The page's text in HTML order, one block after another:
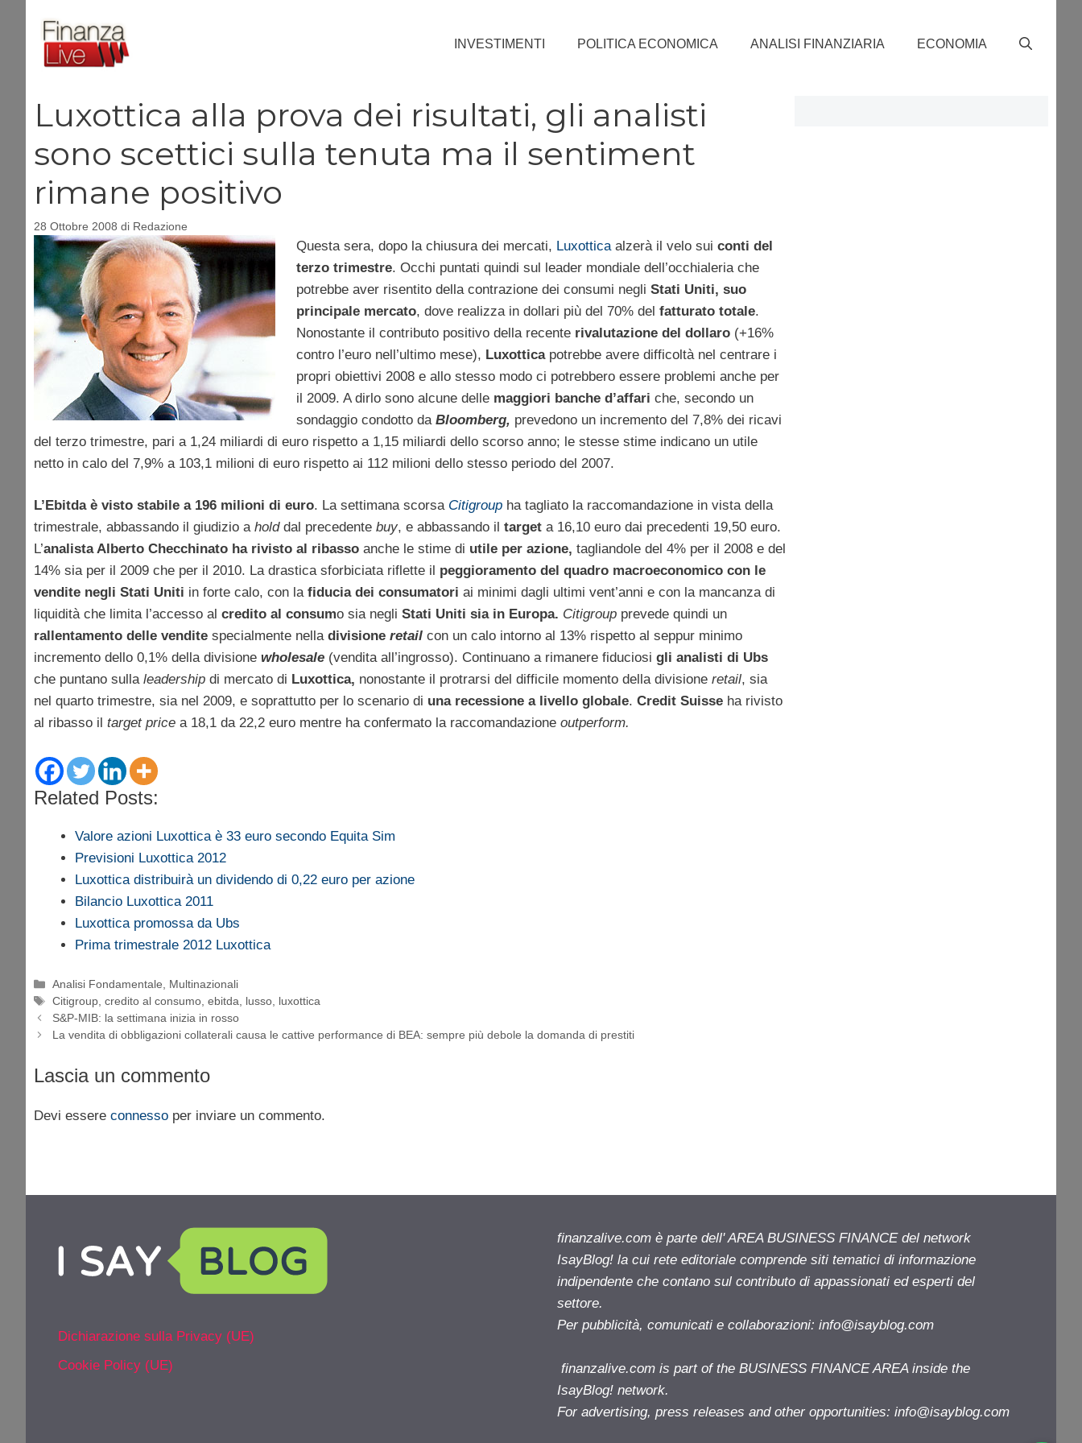
contenuto
INVESTIMENTI POLITICA ECONOMICA ANALISI FINANZIARIA ECONOMIA
Luxottica alla prova dei risultati, gli analisti
sono scettici sulla tenuta ma il sentiment
rimane positivo
28 Ottobre 2008 di Redazione
Questa sera, dopo la chiusura dei mercati, Luxotticaalzerà il velo sui conti del
terzo trimestre. Occhi puntati quindi sul leader mondiale dell’occhialeria che
potrebbe aver risentito della contrazione dei consumi negli Stati Uniti, suo
principale mercato, dove realizza in dollari più del 70% del fatturato totale.
Nonostante il contributo positivo della recente rivalutazione del dollaro(+16%
contro l’euro nell’ultimo mese), Luxotticapotrebbe avere difficoltà nel centrare i
propri obiettivi 2008 e allo stesso modo ci potrebbero essere problemi anche per
il 2009. A dirlo sono alcune delle maggiori banche d’affari che, secondo un
sondaggio condotto da Bloomberg, prevedono un incremento del 7,8% dei ricavi
del terzo trimestre, pari a 1,24 miliardi di euro rispetto a 1,15 miliardi dello scorso anno; le stesse stime indicano un utile
netto in calo del 7,9% a 103,1 milioni di euro rispetto ai 112 milioni dello stesso periodo del 2007.
L’Ebitda è visto stabile a 196 milioni di euro. La settimana scorsa Citigroup ha tagliato la raccomandazione in vista della
trimestrale, abbassando il giudizio a holddal precedente buy, e abbassando il target a 16,10 euro dai precedenti 19,50 euro.
L’analista Alberto Checchinato ha rivisto al ribasso anche le stime di utile per azione, tagliandole del 4% per il 2008 e del
14% sia per il 2009 che per il 2010. La drastica sforbiciata riflette il peggioramento del quadro macroeconomico con le
vendite negli Stati Uniti in forte calo, con la fiducia dei consumatori ai minimi dagli ultimi vent’anni e con la mancanza di
liquidità che limita l’accesso al credito al consumo sia negli Stati Uniti sia in Europa. Citigroup prevede quindi un
rallentamento delle vendite specialmente nella divisione retail con un calo intorno al 13% rispetto al seppur minimo
incremento dello 0,1% della divisione wholesale (vendita all’ingrosso). Continuano a rimanere fiduciosi gli analisti di Ubs
che puntano sulla leadership di mercato di Luxottica, nonostante il protrarsi del difficile momento della divisione retail, sia
nel quarto trimestre, sia nel 2009, e soprattutto per lo scenario di una recessione a livello globale. Credit Suisse ha rivisto
al ribasso il target price a 18,1 da 22,2 euro mentre ha confermato la raccomandazione outperform.
Related Posts:
Valore azioni Luxottica è 33 euro secondo Equita Sim
Previsioni Luxottica 2012
Luxottica distribuirà un dividendo di 0,22 euro per azione
Bilancio Luxottica 2011
Luxottica promossa da Ubs
Prima trimestrale 2012 Luxottica
Categorie
Analisi Fondamentale
Multinazionali
Tag
Citigroup ,credito al consumo ,ebitda lusso luxottica
S&P-MIB: la settimana inizia in rosso
La vendita di obbligazioni collaterali causa le cattive performance di BEA: sempre più debole la domanda di prestiti
Lascia un commento
Devi essere connesso per inviare un commento.
Dichiarazione sulla Privacy (UE)
Cookie Policy (UE)
finanzalive.com è parte dell' AREA BUSINESS FINANCE del network
IsayBlog! la cui rete editoriale comprende siti tematici di informazione
indipendente che contano sul contributo di appassionati ed esperti del
settore.
Per pubblicità, comunicati e collaborazioni: info@isayblog.com
finanzalive.com is part of the BUSINESS FINANCE AREA inside the
IsayBlog! network.
For advertising, press releases and other opportunities: info@isayblog.com